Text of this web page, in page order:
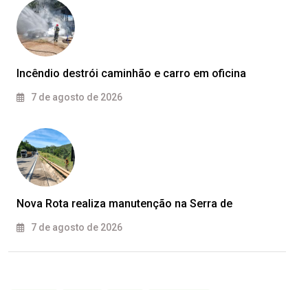
Incêndio destrói caminhão e carro em oficina
7 de agosto de 2026
Nova Rota realiza manutenção na Serra de
7 de agosto de 2026